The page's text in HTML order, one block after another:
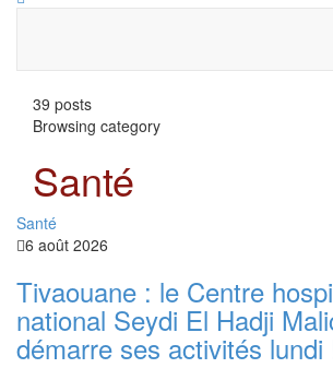
39 posts
Browsing category
Santé
Santé
6 août 2026
Tivaouane : le Centre
national Seydi El Hadji
démarre ses activités lundi